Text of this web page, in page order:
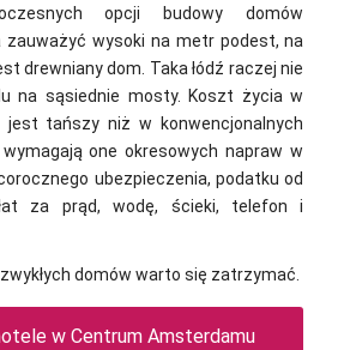
opcji budowy domów
zauważyć wysoki na metr podest, na
drewniany dom. Taka łódź raczej nie
na sąsiednie mosty. Koszt życia w
jest tańszy niż w konwencjonalnych
one okresowych napraw w
ubezpieczenia, podatku od
za prąd, wodę, ścieki, telefon i
domów warto się zatrzymać.
w Centrum Amsterdamu